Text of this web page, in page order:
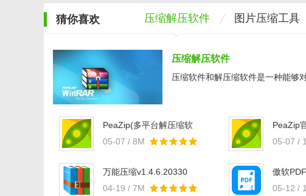
猜你喜欢 压缩解压软件 图片压缩工具
压缩解压软件
压缩软件和解压缩软件是一种能够
PeaZip(多平台解压缩软
05-07 / 8M
PeaZip
05-07 /
万能压缩v1.4.6.20330
04-19 / 7M
傲软
05-12 /